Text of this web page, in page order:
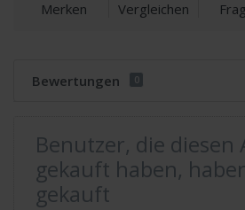
Merken Vergleichen
Bewertungen 0
Benutzer, die diesen
gekauft haben,
gekauft